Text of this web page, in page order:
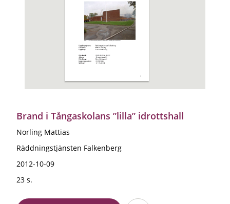
Brand i Tångaskolans ”lilla” idrottshall
Norling Mattias
Räddningstjänsten Falkenberg
2012-10-09
23 s.